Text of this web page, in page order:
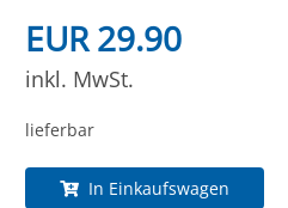
EUR 29.90
inkl. MwSt.
lieferbar
In Einkaufswagen